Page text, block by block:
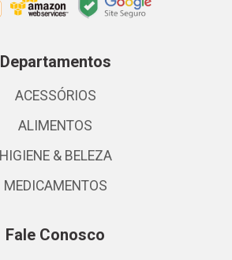
Departamentos
ACESSÓRIOS
ALIMENTOS
HIGIENE & BELEZA
MEDICAMENTOS
Fale Conosco